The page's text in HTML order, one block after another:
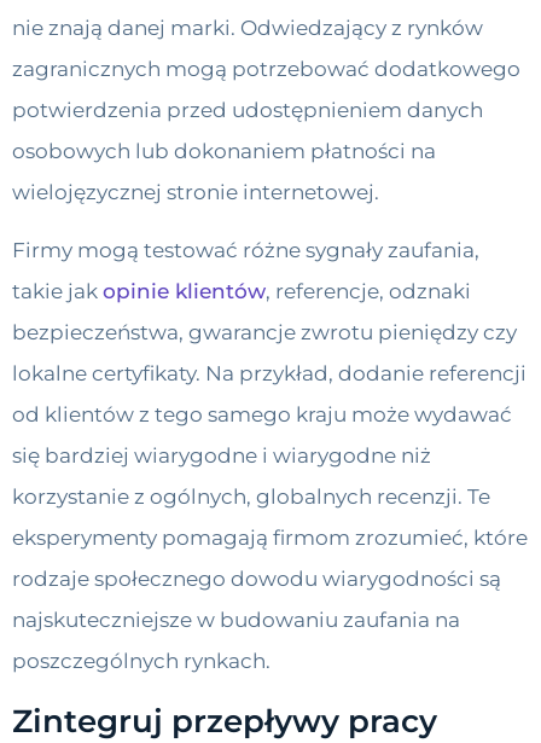
nie znają danej marki. Odwiedzający z rynków
zagranicznych mogą potrzebować dodatkowego
potwierdzenia przed udostępnieniem danych
osobowych lub dokonaniem płatności na
wielojęzycznej stronie internetowej.
Firmy mogą testować różne sygnały zaufania,
takie jak opinie klientów, referencje, odznaki
bezpieczeństwa, gwarancje zwrotu pieniędzy czy
lokalne certyfikaty. Na przykład, dodanie referencji
od klientów z tego samego kraju może wydawać
się bardziej wiarygodne i wiarygodne niż
korzystanie z ogólnych, globalnych recenzji. Te
eksperymenty pomagają firmom zrozumieć, które
rodzaje społecznego dowodu wiarygodności są
najskuteczniejsze w budowaniu zaufania na
poszczególnych rynkach.
Zintegruj przepływy pracy